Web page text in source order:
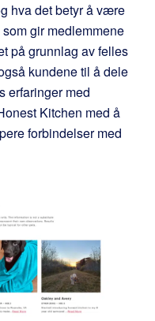
hva det betyr å være
gir medlemmene
på grunnlag av felles
kundene til å dele
erfaringer med
Kitchen med å
forbindelser med